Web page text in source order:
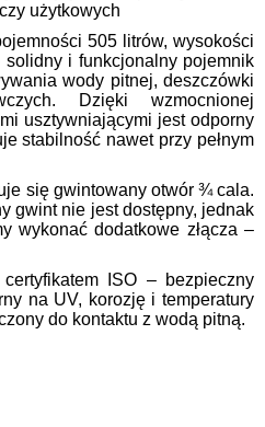
użytkowych
505 litrów, wysokości
i funkcjonalny pojemnik
wody pitnej, deszczówki
Dzięki wzmocnionej
usztywniającymi jest odporny
stabilność nawet przy pełnym
się gwintowany otwór ¾ cala.
gwint nie jest dostępny, jednak
wykonać dodatkowe złącza –
ISO – bezpieczny
na UV, korozję i temperatury
do kontaktu z wodą pitną.